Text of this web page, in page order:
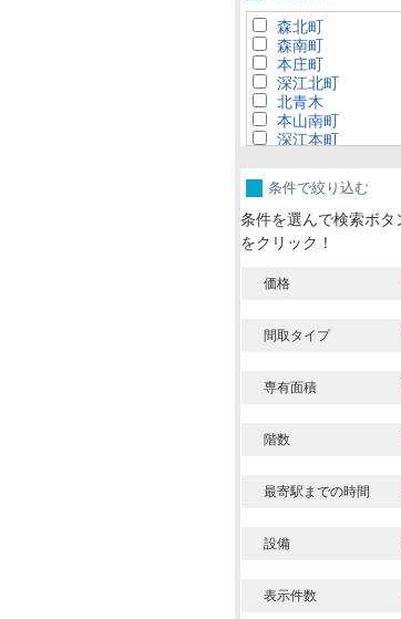
森北町
森南町
本庄町
深江北町
北青木
本山南町
深江本町
深江浜町
魚崎南町
魚崎西町
青木
向洋町中
御影石町
住吉本町
住吉東町
御影中町
鴨子ケ原
岡本
田中町
魚崎北町
甲南町
条件で絞り込む
条件を選んで検索ボタ
をクリック！
価格
間取タイプ
専有面積
階数
最寄駅までの時間
設備
表示件数